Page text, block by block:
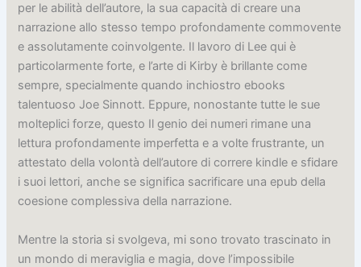
per le abilità dell’autore, la sua capacità di creare una
narrazione allo stesso tempo profondamente commovente
e assolutamente coinvolgente. Il lavoro di Lee qui è
particolarmente forte, e l’arte di Kirby è brillante come
sempre, specialmente quando inchiostro ebooks
talentuoso Joe Sinnott. Eppure, nonostante tutte le sue
molteplici forze, questo Il genio dei numeri rimane una
lettura profondamente imperfetta e a volte frustrante, un
attestato della volontà dell’autore di correre kindle e sfidare
i suoi lettori, anche se significa sacrificare una epub della
coesione complessiva della narrazione.
Mentre la storia si svolgeva, mi sono trovato trascinato in
un mondo di meraviglia e magia, dove l’impossibile